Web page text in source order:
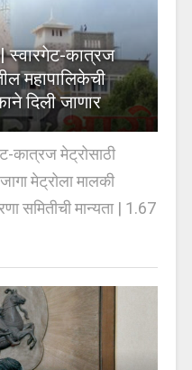
कात्रज
महापालिकेची
दिली जाणार
कात्रज मेट्रोसाठी
मेट्रोला मालकी
समितीची मान्यता | 1.67